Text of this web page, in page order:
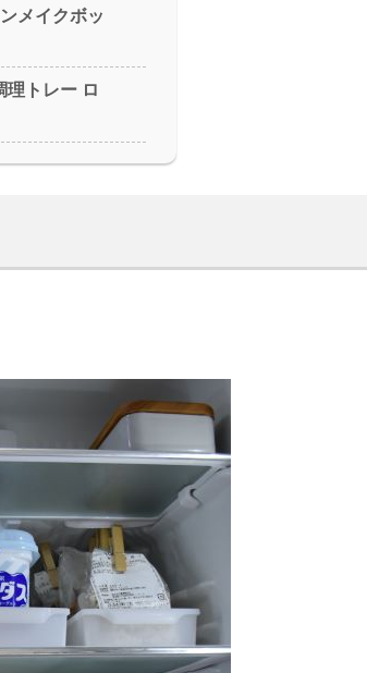
メイクボッ
理トレー ロ